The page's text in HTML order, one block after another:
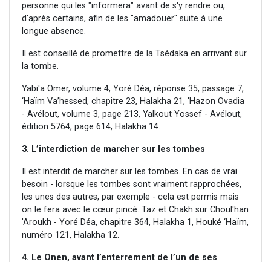
personne qui les "informera" avant de s'y rendre ou,
d'après certains, afin de les "amadouer" suite à une
longue absence.
Il est conseillé de promettre de la Tsédaka en arrivant sur
la tombe.
Yabi'a Omer, volume 4, Yoré Déa, réponse 35, passage 7,
‘Haïm Va’hessed, chapitre 23, Halakha 21, 'Hazon Ovadia
- Avélout, volume 3, page 213, Yalkout Yossef - Avélout,
édition 5764, page 614, Halakha 14.
3. L’interdiction de marcher sur les tombes
Il est interdit de marcher sur les tombes. En cas de vrai
besoin - lorsque les tombes sont vraiment rapprochées,
les unes des autres, par exemple - cela est permis mais
on le fera avec le cœur pincé. Taz et Chakh sur Choul'han
'Aroukh - Yoré Déa, chapitre 364, Halakha 1, Houké ‘Haïm,
numéro 121, Halakha 12.
4. Le Onen, avant l’enterrement de l’un de ses